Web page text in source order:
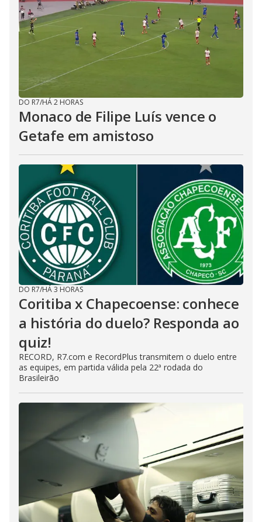
DO R7/HÁ 2 HORAS
Monaco de Filipe Luís vence o
Getafe em amistoso
DO R7/HÁ 3 HORAS
Coritiba x Chapecoense: conhece
a história do duelo? Responda ao
quiz!
RECORD, R7.com e RecordPlus transmitem o duelo entre
as equipes, em partida válida pela 22ª rodada do
Brasileirão